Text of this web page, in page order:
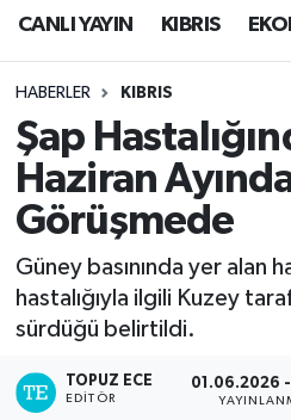
CANLI YAYIN KIBRIS
HABERLER KIBRIS
Şap
Haziran
Görüşmede
Güney basınında yer alan
hastalığıyla ilgili Kuzey
sürdüğü belirtildi.
TOPUZ ECE
EDITÖR
01.06.2026 -
EKONOMİ
MAGAZİN
SAĞLIK
SPOR
TEKNOLOJİ
TÜRKİYE
Lefkoşa Trafik
Süper Lig Puan Durumu
Tüm Manşetler
Son Dakika Haberleri
Haber Arşivi